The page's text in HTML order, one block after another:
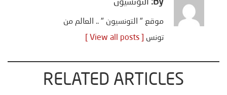
By: التونسيون
موقع " التونسيون " .. العالم من
تونس
RELATED ARTICLES